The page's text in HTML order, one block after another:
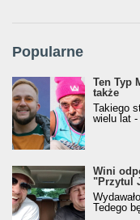
Popularne
Ten Typ
także
Takiego
wielu lat -
Wini
"Przytul
Tedego